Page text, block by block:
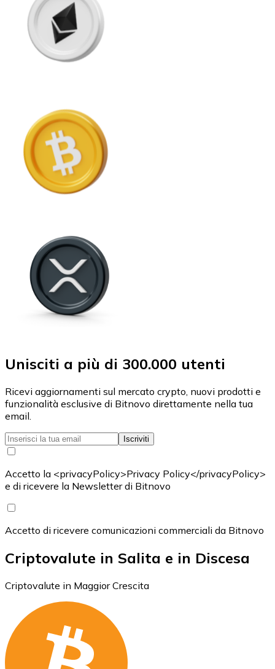
Unisciti a più di 300.000 utenti
Ricevi aggiornamenti sul mercato crypto, nuovi prodotti e
funzionalità esclusive di Bitnovo direttamente nella tua
email.
Iscriviti
Accetto la <privacyPolicy>Privacy Policy</privacyPolicy>
e di ricevere la Newsletter di Bitnovo
Accetto di ricevere comunicazioni commerciali da Bitnovo
Criptovalute in Salita e in Discesa
Criptovalute in Maggior Crescita